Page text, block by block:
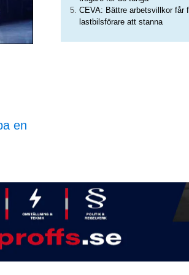
en
CEVA: Bättre arbetsvillkor får
lastbilsförare att stanna